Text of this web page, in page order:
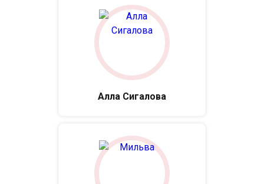
Алла Сигалова